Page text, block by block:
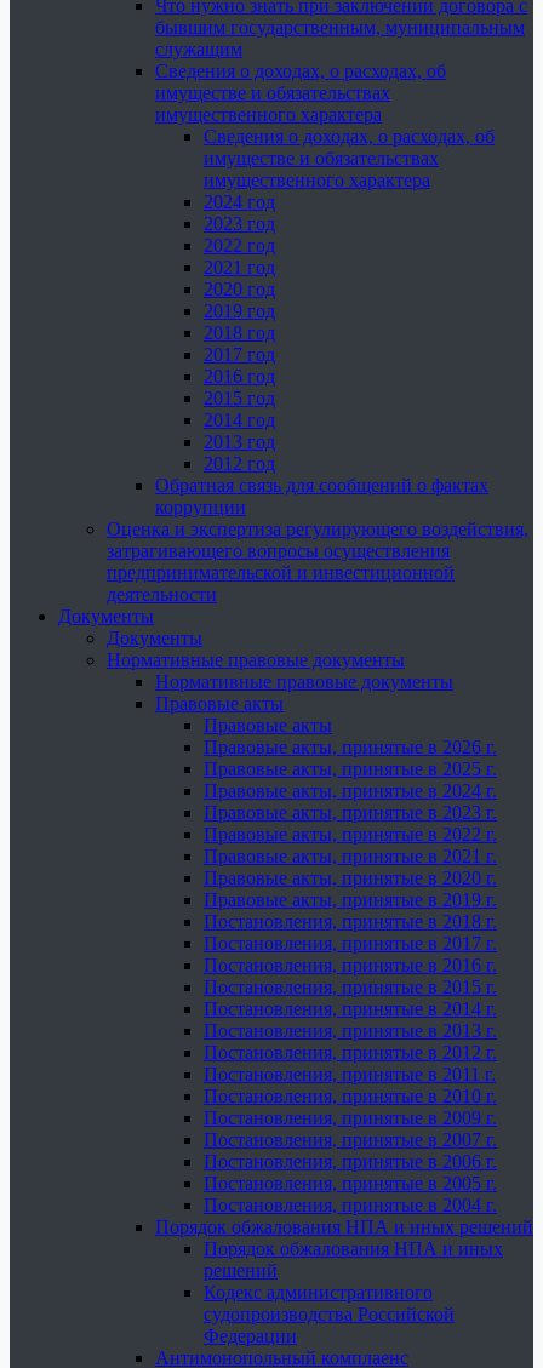
Что нужно знать при заключении договора с
бывшим государственным, муниципальным
служащим
Сведения о доходах, о расходах, об
имуществе и обязательствах
имущественного характера
Сведения о доходах, о расходах, об
имуществе и обязательствах
имущественного характера
2024 год
2023 год
2022 год
2021 год
2020 год
2019 год
2018 год
2017 год
2016 год
2015 год
2014 год
2013 год
2012 год
Обратная связь для сообщений о фактах
коррупции
Оценка и экспертиза регулирующего воздействия,
затрагивающего вопросы осуществления
предпринимательской и инвестиционной
деятельности
Документы
Документы
Нормативные правовые документы
Нормативные правовые документы
Правовые акты
Правовые акты
Правовые акты, принятые в 2026 г.
Правовые акты, принятые в 2025 г.
Правовые акты, принятые в 2024 г.
Правовые акты, принятые в 2023 г.
Правовые акты, принятые в 2022 г.
Правовые акты, принятые в 2021 г.
Правовые акты, принятые в 2020 г.
Правовые акты, принятые в 2019 г.
Постановления, принятые в 2018 г.
Постановления, принятые в 2017 г.
Постановления, принятые в 2016 г.
Постановления, принятые в 2015 г.
Постановления, принятые в 2014 г.
Постановления, принятые в 2013 г.
Постановления, принятые в 2012 г.
Постановления, принятые в 2011 г.
Постановления, принятые в 2010 г.
Постановления, принятые в 2009 г.
Постановления, принятые в 2007 г.
Постановления, принятые в 2006 г.
Постановления, принятые в 2005 г.
Постановления, принятые в 2004 г.
Порядок обжалования НПА и иных решений
Порядок обжалования НПА и иных
решений
Кодекс административного
судопроизводства Российской
Федерации
Антимонопольный комплаенс